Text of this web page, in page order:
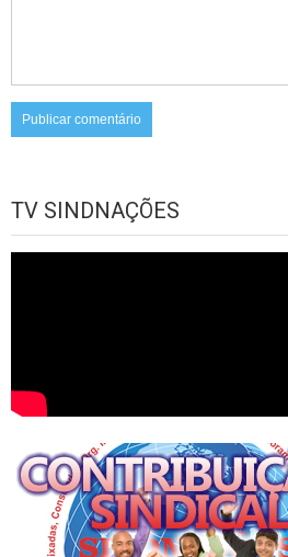
TV SINDNAÇÕES